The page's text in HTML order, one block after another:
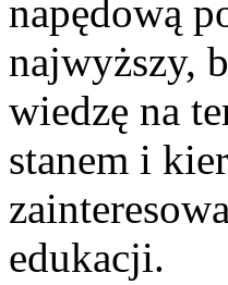
napędową
najwyższy,
wiedzę na
stanem i
edukacji.